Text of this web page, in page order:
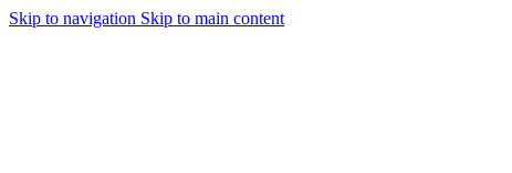
Skip to navigation Skip to main content